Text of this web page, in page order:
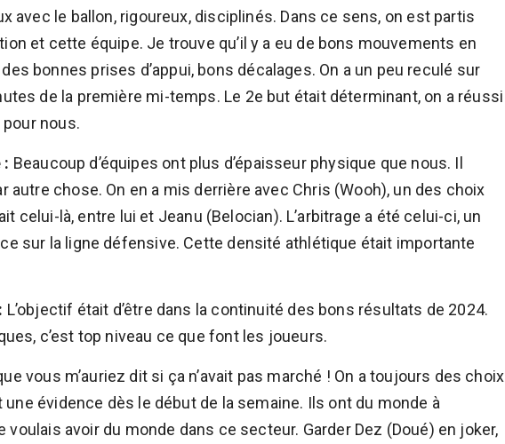
avec le ballon, rigoureux, disciplinés. Dans ce sens, on est partis
et cette équipe. Je trouve qu’il y a eu de bons mouvements en
bonnes prises d’appui, bons décalages. On a un peu reculé sur
de la première mi-temps. Le 2e but était déterminant, on a réussi
nous.
: Beaucoup d’équipes ont plus d’épaisseur physique que nous. Il
autre chose. On en a mis derrière avec Chris (Wooh), un des choix
celui-là, entre lui et Jeanu (Belocian). L’arbitrage a été celui-ci, un
sur la ligne défensive. Cette densité athlétique était importante
L’objectif était d’être dans la continuité des bons résultats de 2024.
c’est top niveau ce que font les joueurs.
vous m’auriez dit si ça n’avait pas marché ! On a toujours des choix
une évidence dès le début de la semaine. Ils ont du monde à
voulais avoir du monde dans ce secteur. Garder Dez (Doué) en joker,